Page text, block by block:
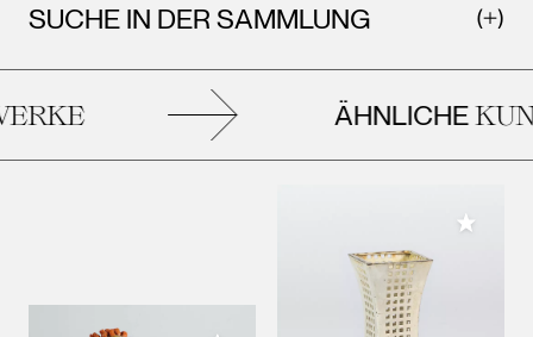
SUCHE IN DER SAMMLUNG
ÄHNLICHE
Meiner